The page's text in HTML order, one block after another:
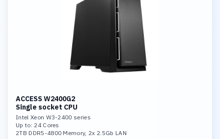
ACCESS W2400G2
Single socket CPU
Intel Xeon W3-2400 series
Up to: 24 Cores
2TB DDR5-4800 Memory, 2x 2.5Gb LAN